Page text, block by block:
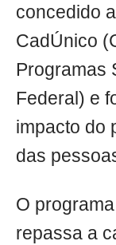
concedido
CadÚnico
Programas
Federal) e
impacto do
das
O
repassa a